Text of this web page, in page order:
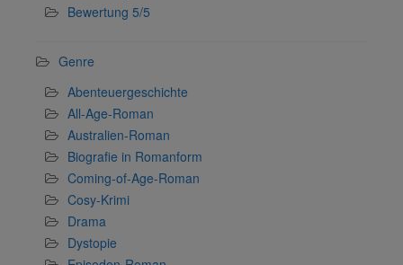
Bewertung 5/5
Genre
Abenteuergeschichte
All-Age-Roman
Australien-Roman
Biografie in Romanform
Coming-of-Age-Roman
Cosy-Krimi
Drama
Dystopie